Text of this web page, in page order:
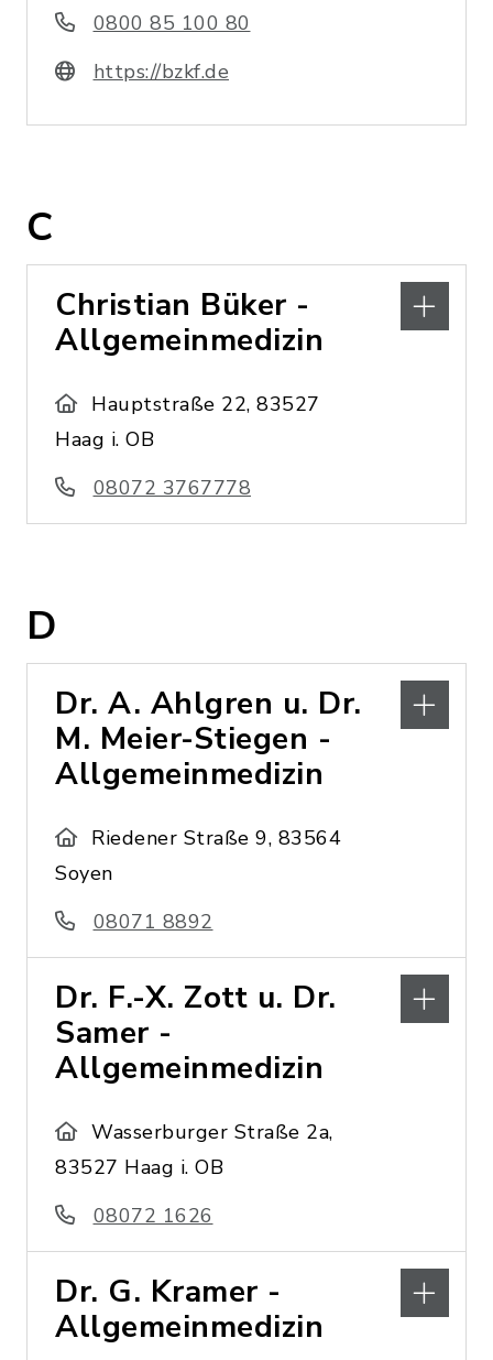
0800 85 100 80
https://bzkf.de
C
Christian Büker -
Allgemeinmedizin
Hauptstraße 22, 83527
Haag i. OB
08072 3767778
D
Dr. A. Ahlgren u. Dr.
M. Meier-Stiegen -
Allgemeinmedizin
Riedener Straße 9, 83564
Soyen
08071 8892
Dr. F.-X. Zott u. Dr.
Samer -
Allgemeinmedizin
Wasserburger Straße 2a,
83527 Haag i. OB
08072 1626
Dr. G. Kramer -
Allgemeinmedizin